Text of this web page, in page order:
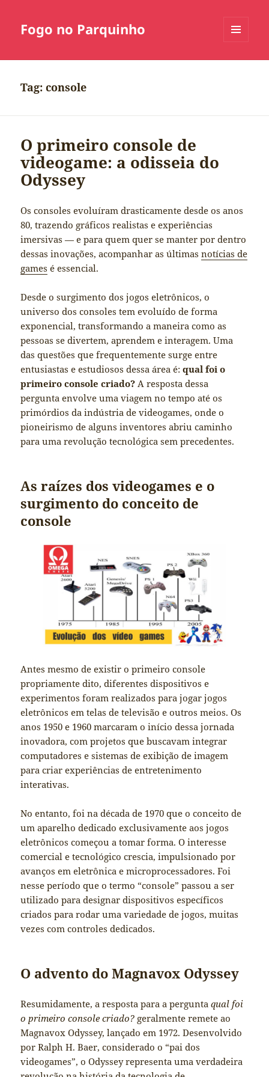
Fogo no Parquinho
Tag:console
O primeiro console de
videogame: a odisseia do
Odyssey
Os consoles evoluíram drasticamente desde os anos
80, trazendo gráficos realistas e experiências
imersivas — e para quem quer se manter por dentro
dessas inovações, acompanhar as últimasnotícias de
games é essencial.
Desde o surgimento dos jogos eletrônicos, o
universo dos consoles tem evoluído de forma
exponencial, transformando a maneira como as
pessoas se divertem, aprendem e interagem. Uma
das questões que frequentemente surge entre
entusiastas e estudiosos dessa área é:qual foi o
primeiro console criado? A resposta dessa
pergunta envolve uma viagem no tempo até os
primórdios da indústria de videogames, onde o
pioneirismo de alguns inventores abriu caminho
para uma revolução tecnológica sem precedentes.
As raízes dos videogames e o
surgimento do conceito de
console
Antes mesmo de existir o primeiro console
propriamente dito, diferentes dispositivos e
experimentos foram realizados para jogar jogos
eletrônicos em telas de televisão e outros meios. Os
anos 1950 e 1960 marcaram o início dessa jornada
inovadora, com projetos que buscavam integrar
computadores e sistemas de exibição de imagem
para criar experiências de entretenimento
interativas.
No entanto, foi na década de 1970 que o conceito de
um aparelho dedicado exclusivamente aos jogos
eletrônicos começou a tomar forma. O interesse
comercial e tecnológico crescia, impulsionado por
avanços em eletrônica e microprocessadores. Foi
nesse período que o termo “console” passou a ser
utilizado para designar dispositivos específicos
criados para rodar uma variedade de jogos, muitas
vezes com controles dedicados.
O advento do Magnavox Odyssey
Resumidamente, a resposta para a perguntaqual foi
o primeiro console criado? geralmente remete ao
Magnavox Odyssey, lançado em 1972. Desenvolvido
por Ralph H. Baer, considerado o “pai dos
videogames”, o Odyssey representa uma verdadeira